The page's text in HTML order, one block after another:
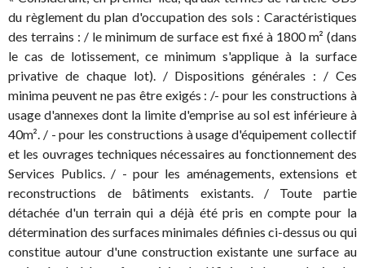
du règlement du plan d'occupation des sols : Caractéristiques
des terrains : / le minimum de surface est fixé à 1800 m² (dans
le cas de lotissement, ce minimum s'applique à la surface
privative de chaque lot). / Dispositions générales : / Ces
minima peuvent ne pas être exigés : /- pour les constructions à
usage d'annexes dont la limite d'emprise au sol est inférieure à
40m². / - pour les constructions à usage d'équipement collectif
et les ouvrages techniques nécessaires au fonctionnement des
Services Publics. / - pour les aménagements, extensions et
reconstructions de bâtiments existants. / Toute partie
détachée d'un terrain qui a déjà été pris en compte pour la
détermination des surfaces minimales définies ci-dessus ou qui
constitue autour d'une construction existante une surface au